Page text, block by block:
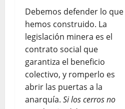
Debemos defender lo que
hemos construido. La
legislación minera es el
contrato social que
garantiza el beneficio
colectivo, y romperlo es
abrir las puertas a la
anarquía. Si los cerros no